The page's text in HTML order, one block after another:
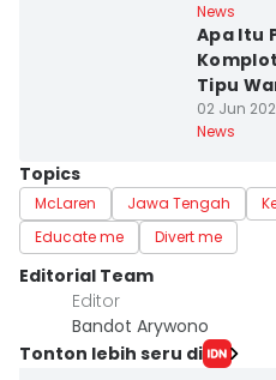
News
Apa Itu
Tipu
02 Jun
News
Topics
McLaren Jawa Tengah
Educate me
Divert me
Editorial Team
Editor
Bandot Arywono
Tonton lebih seru di